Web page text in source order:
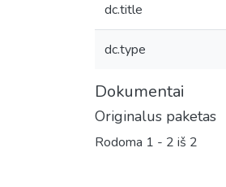
dc.title
dc.type
Dokumentai
Originalus paketas
Rodoma 1 - 2 iš 2